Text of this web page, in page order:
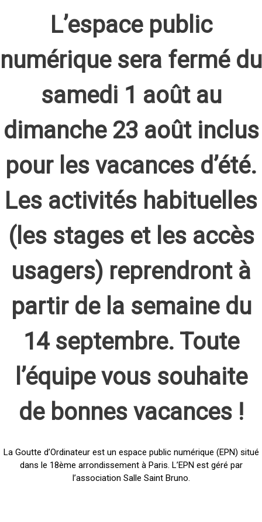
L’espace public
numérique sera fermé du
samedi 1 août au
dimanche 23 août inclus
pour les vacances d’été.
Les activités habituelles
(les stages et les accès
usagers) reprendront à
partir de la semaine du
14 septembre. Toute
l’équipe vous souhaite
de bonnes vacances !
La Goutte d’Ordinateur est un espace public numérique (EPN) situé
dans le 18ème arrondissement à Paris. L’EPN est géré par
l’association Salle Saint Bruno.